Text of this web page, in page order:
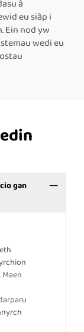
â
eu siâp i
Ein nod yw
wedi eu
gan